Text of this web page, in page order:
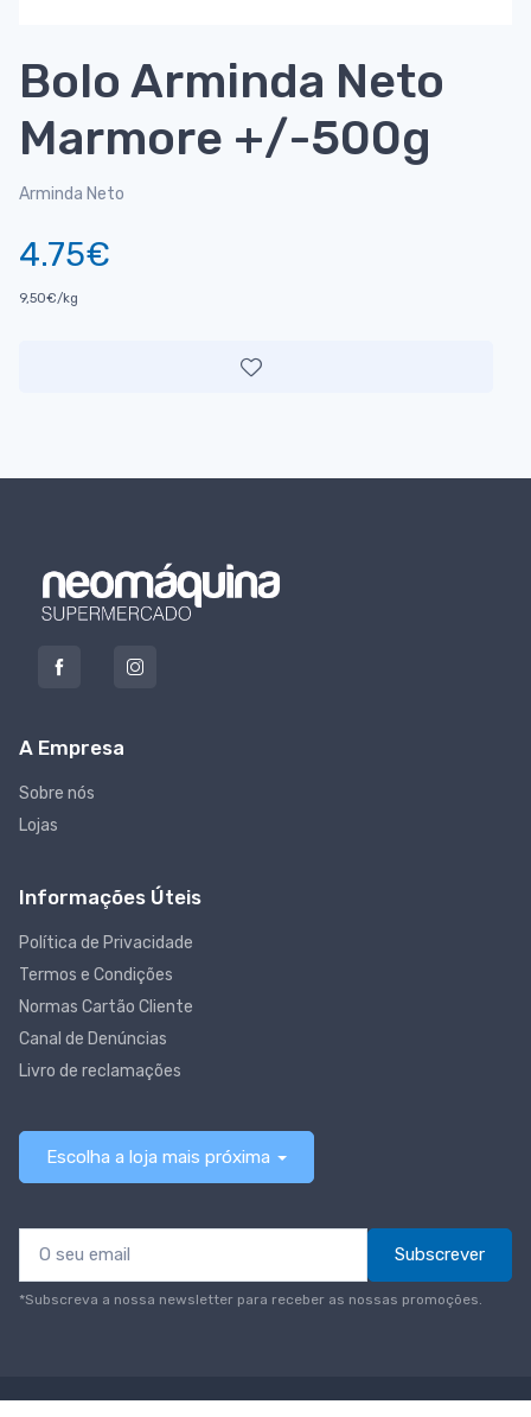
Bolo Arminda Neto
Marmore +/-500g
Arminda Neto
4.75€
9,50€/kg
A Empresa
Sobre nós
Lojas
Informações Úteis
Política de Privacidade
Termos e Condições
Normas Cartão Cliente
Canal de Denúncias
Livro de reclamações
Escolha a loja mais próxima
Subscrever
*Subscreva a nossa newsletter para receber as nossas promoções.